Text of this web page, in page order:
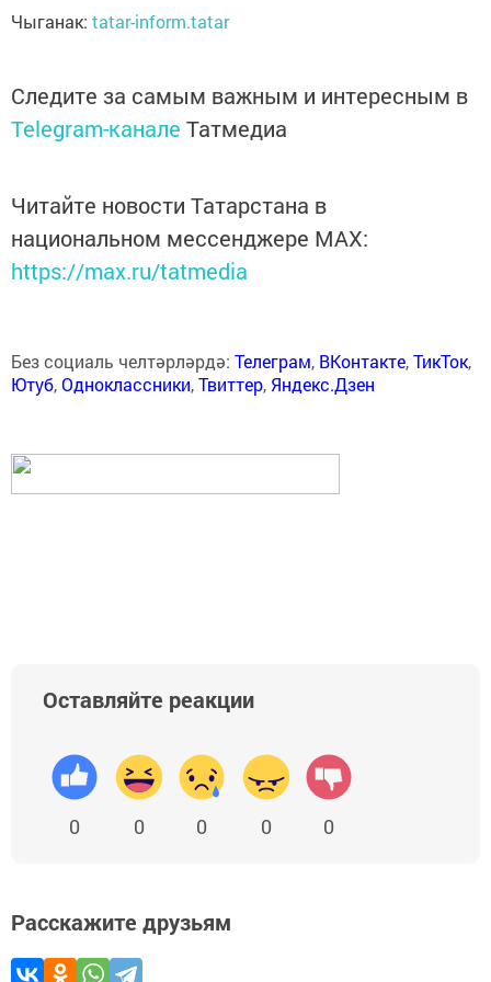
Чыганак: tatar-inform.tatar
Следите за самым важным и интересным в
Telegram-канале Татмедиа
Читайте новости Татарстана в
национальном мессенджере MАХ:
https://max.ru/tatmedia
Без социаль челтәрләрдә: Телеграм, ВКонтакте,ТикТок,
Ютуб,Одноклассники,Твиттер, Яндекс.Дзен
Оставляйте реакции
0 0 0 0 0
Расскажите друзьям